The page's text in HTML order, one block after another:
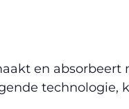
en absorbeert
technologie,